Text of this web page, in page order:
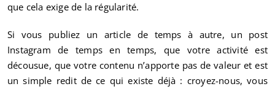
que cela exige de la régularité.
Si vous publiez un article de temps à autre, un post
Instagram de temps en temps, que votre activité est
décousue, que votre contenu n’apporte pas de valeur et est
un simple redit de ce qui existe déjà : croyez-nous, vous